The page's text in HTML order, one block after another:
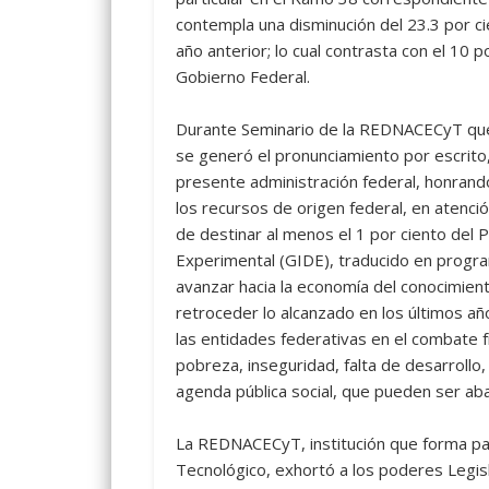
contempla una disminución del 23.3 por
año anterior; lo cual contrasta con el 10
Gobierno Federal.
Durante Seminario de la REDNACECyT
se generó el pronunciamiento por
presente administración federal,
los recursos de origen federal, en
de destinar al menos el 1 por ciento del
Experimental (GIDE), traducido en
avanzar hacia la economía del
retroceder lo alcanzado en los últimos
las entidades federativas en el combate
pobreza, inseguridad, falta de
agenda pública social, que pueden ser
La REDNACECyT, institución que forma
Tecnológico, exhortó a los poderes